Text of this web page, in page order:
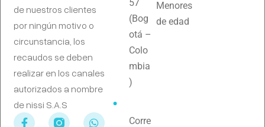
de nuestros clientes
por ningún motivo o
circunstancia, los
recaudos se deben
realizar en los canales
autorizados a nombre
de nissi S.A.S
Menores
de edad
57
(Bog
otá –
Colo
mbia
)
Corre